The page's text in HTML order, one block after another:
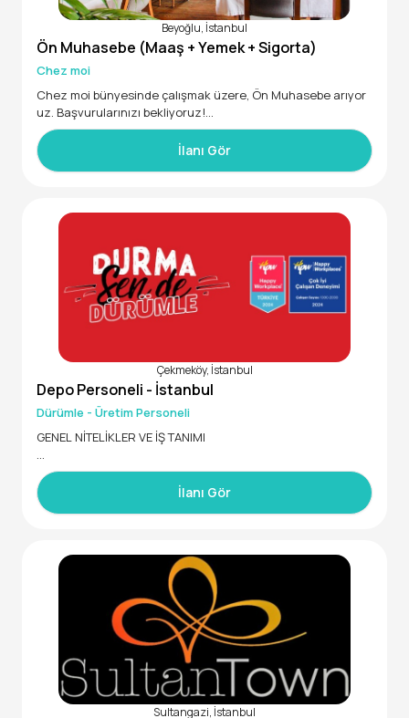
Beyoğlu, İstanbul
Ön Muhasebe (Maaş + Yemek + Sigorta)
Chez moi
Chez moi bünyesinde çalışmak üzere, Ön Muhasebe arıyor
uz. Başvurularınızı bekliyoruz!
• Fatura girişi
•Stok kontrolü
•Maliyet hesaplaması
İlanı Gör
Çekmeköy, İstanbul
Depo Personeli - İstanbul
Dürümle - Üretim Personeli
GENEL NİTELİKLER VE İŞ TANIMI
Türkiye’nin en hızlı büyüyen zincir restoran markalarından b
iri olan Dürümle’nin İstanbul Çekmeköy Sırapınar Mahalles
i'nde faaliyet gösteren üretim tesisinde görevlendirilmek ü
2018 yılında kurulan, 2021 yılında Türkiye’nin önde gelen öze
l sermaye fonlarından Mediterra Capital bünyesine dahil ol
an Dürümle, bugün 34 şehirde 180'i aşkın restoranı ile lezze
tli ve doyurucu Türk dürümüne yenilikçi bakış açısını katara
k geniş kitlelere hitap etmektedir. Türk dürümünü sahiplene
n, Türkiye’nin lider zincir restoran markası olmayı vizyon ola
rak belirleyen Dürümle, Türk dürümünü global pazarda da ta
nıtmayı hedefleyerek büyüme yolculuğuna devam etmekte
İlanı Gör
Sultangazi, İstanbul